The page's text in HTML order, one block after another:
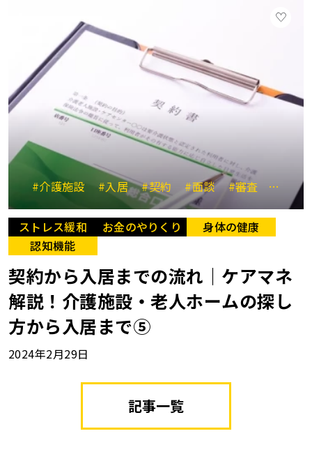
#介護施設 #入居 #契約 #面談 #審査 #保証
ストレス緩和 お金のやりくり
身体の健康
認知機能
契約から入居までの流れ｜ケアマネ
解説！介護施設・老人ホームの探し
方から入居まで⑤
2024年2月29日
記事一覧